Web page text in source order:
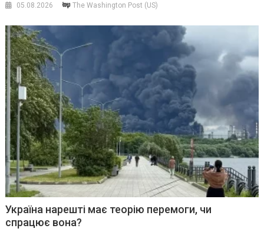
05.08.2026 The Washington Post (US)
Україна нарешті має теорію перемоги, чи
спрацює вона?